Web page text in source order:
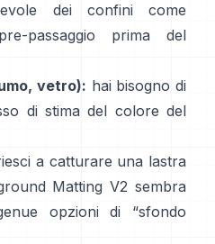
dei confini come
passaggio prima del
vetro): hai bisogno di
di stima del colore del
a catturare una lastra
Matting V2 sembra
opzioni di “sfondo